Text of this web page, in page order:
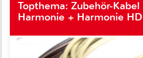
Topthema: Zubehör-
Harmonie + Harmonie